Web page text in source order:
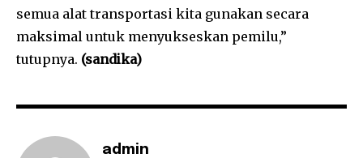
semua alat transportasi kita gunakan secara
maksimal untuk menyukseskan pemilu,”
tutupnya. (sandika)
admin